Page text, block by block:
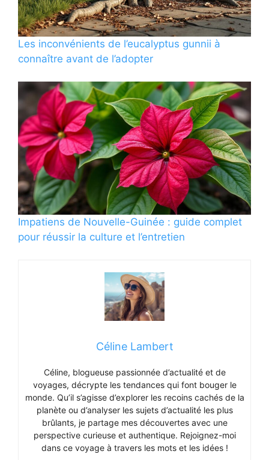
Les inconvénients de l’eucalyptus gunnii à
connaître avant de l’adopter
Impatiens de Nouvelle-Guinée : guide complet
pour réussir la culture et l’entretien
Céline Lambert
Céline, blogueuse passionnée d’actualité et de
voyages, décrypte les tendances qui font bouger le
monde. Qu’il s’agisse d’explorer les recoins cachés de la
planète ou d’analyser les sujets d’actualité les plus
brûlants, je partage mes découvertes avec une
perspective curieuse et authentique. Rejoignez-moi
dans ce voyage à travers les mots et les idées !